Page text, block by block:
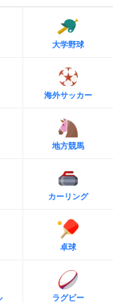
大学野球
海外サッカー
地方競馬
カーリング
卓球
ラグビー